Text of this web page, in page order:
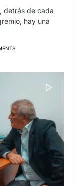
detrás de cada
hay una